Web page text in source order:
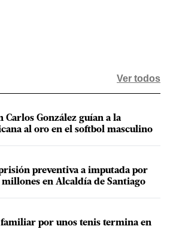
Ver todos
Carlos González guían a la
al oro en el softbol masculino
preventiva a imputada por
millones en Alcaldía de Santiago
por unos tenis termina en